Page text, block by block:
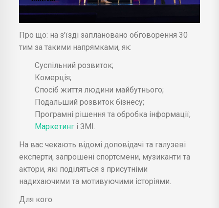
Про що: на з'їзді заплановано обговорення 30
тим за такими напрямками, як:
Суспільний розвиток;
Комерція;
Спосіб життя людини майбутнього;
Подальший розвиток бізнесу;
Програмні рішення та обробка інформації;
Маркетинг і ЗМІ.
На вас чекають відомі доповідачі та галузеві
експерти, запрошені спортсмени, музиканти та
актори, які поділяться з присутніми
надихаючими та мотивуючими історіями.
Для кого: